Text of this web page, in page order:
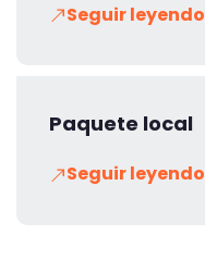
Seguir leyendo
Paquete local
Seguir leyendo